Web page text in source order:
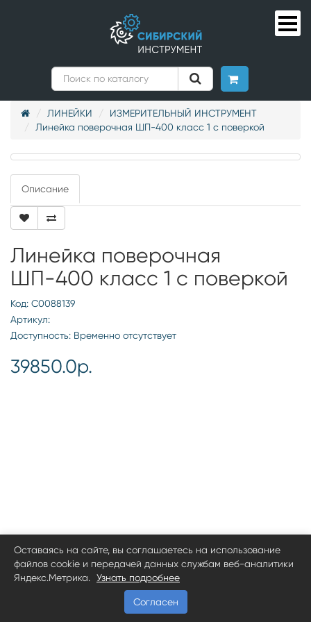
ЛИНЕЙКИ
ИЗМЕРИТЕЛЬНЫЙ ИНСТРУМЕНТ
Линейка поверочная ШП-400 класс 1 с поверкой
Описание
Линейка поверочная
ШП-400 класс 1 с поверкой
Код: С0088139
Артикул:
Доступность: Временно отсутствует
39850.0р.
Оставаясь на сайте, вы соглашаетесь на использование
файлов cookie и передачей данных службам веб-аналитики
Яндекс.Метрика.
Узнать подробнее
Согласен